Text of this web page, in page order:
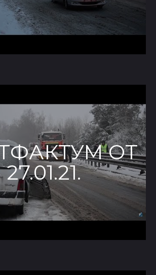
ОТ
27.01.21.